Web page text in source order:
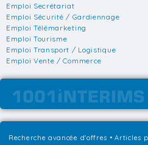
Emploi Secrétariat
Emploi Sécurité / Gardiennage
Emploi Télémarketing
Emploi Tourisme
Emploi Transport / Logistique
Emploi Vente / Commerce
Recherche avancée d'offres •Articles